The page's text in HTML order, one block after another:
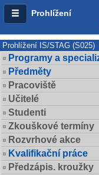
Prohlížení
Prohlížení IS/STAG (S025)
Programy a
Předměty
Pracoviště
Učitelé
Studenti
Zkouškové termíny
Rozvrhové akce
Kvalifikační práce
Předzápis. kroužky